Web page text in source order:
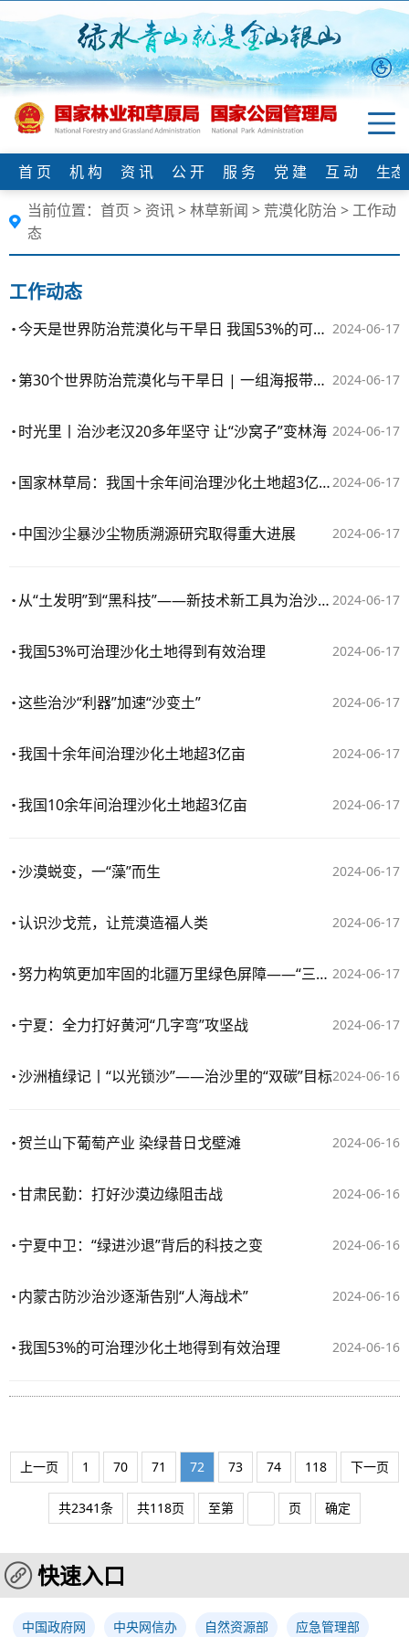
首 页 机 构 资 讯 公 开 服 务 党 建 互 动
生
当前位置： 首页 > 资讯>林草新闻 > 荒漠化防治 >工作动
态
工作动态
2024-06-17
今天是世界防治荒漠化与干旱日 我国53%的可治理沙化土地得到有效治理
2024-06-17
第30个世界防治荒漠化与干旱日 | 一组海报带你聚焦“三北”工程
2024-06-17
时光里丨治沙老汉20多年坚守 让“沙窝子”变林海
2024-06-17
国家林草局：我国十余年间治理沙化土地超3亿亩
2024-06-17
中国沙尘暴沙尘物质溯源研究取得重大进展
2024-06-17
从“土发明”到“黑科技”——新技术新工具为治沙提供新“利器”
2024-06-17
我国53%可治理沙化土地得到有效治理
2024-06-17
这些治沙“利器”加速“沙变土”
2024-06-17
我国十余年间治理沙化土地超3亿亩
2024-06-17
我国10余年间治理沙化土地超3亿亩
2024-06-17
沙漠蜕变，一“藻”而生
2024-06-17
认识沙戈荒，让荒漠造福人类
2024-06-17
努力构筑更加牢固的北疆万里绿色屏障——“三北”工程攻坚战进行时
2024-06-17
宁夏：全力打好黄河“几字弯”攻坚战
2024-06-16
沙洲植绿记丨“以光锁沙”——治沙里的“双碳”目标
2024-06-16
贺兰山下葡萄产业 染绿昔日戈壁滩
2024-06-16
甘肃民勤：打好沙漠边缘阻击战
2024-06-16
宁夏中卫：“绿进沙退”背后的科技之变
2024-06-16
内蒙古防沙治沙逐渐告别“人海战术”
2024-06-16
我国53%的可治理沙化土地得到有效治理
上一页 1 70 71 72 73 74 118 下一页
共2341条 共118页 至第 页 确定
快速入口
中国政府网 中央网信办 自然资源部 应急管理部